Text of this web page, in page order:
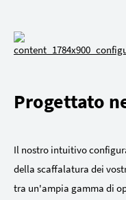
Progettato
Il nostro intuitivo
della scaffalatura dei
tra un'ampia gamma di